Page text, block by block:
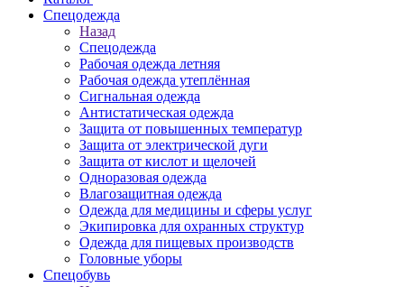
Спецодежда
Назад
Спецодежда
Рабочая одежда летняя
Рабочая одежда утеплённая
Сигнальная одежда
Антистатическая одежда
Защита от повышенных температур
Защита от электрической дуги
Защита от кислот и щелочей
Одноразовая одежда
Влагозащитная одежда
Одежда для медицины и сферы услуг
Экипировка для охранных структур
Одежда для пищевых производств
Головные уборы
Спецобувь